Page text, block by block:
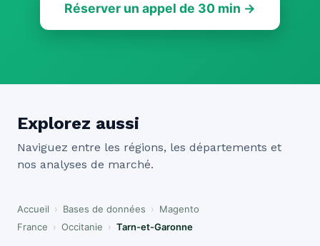
Réserver un appel de 30 min →
Explorez aussi
Naviguez entre les régions, les départements et
nos analyses de marché.
Accueil › Bases de données › Magento
France › Occitanie › Tarn-et-Garonne